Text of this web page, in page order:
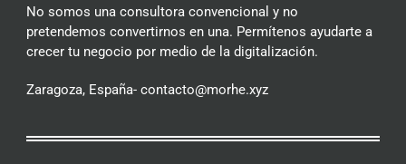
No somos una consultora convencional y no
pretendemos convertirnos en una. Permítenos ayudarte a
crecer tu negocio por medio de la digitalización.
Zaragoza, España- contacto@morhe.xyz